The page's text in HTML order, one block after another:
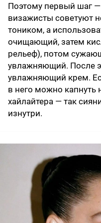
Поэтому первый шаг
визажисты советуют
тоником, а
очищающий, затем
рельеф), потом
увлажняющий. После
увлажняющий крем.
в него можно капнуть
хайлайтера — так
изнутри.